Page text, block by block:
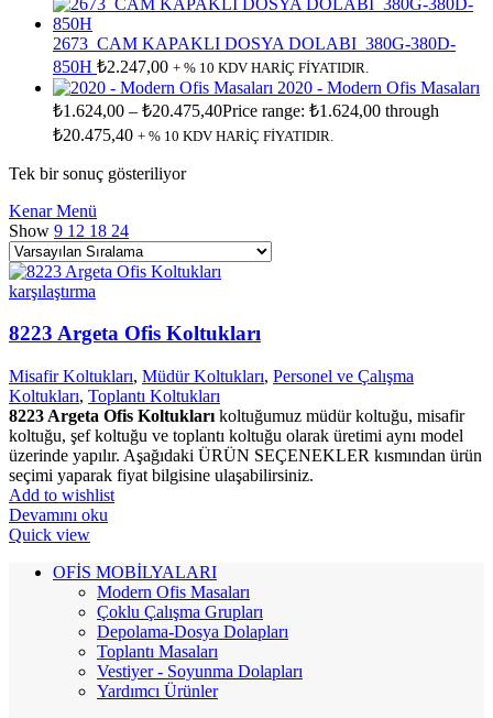
2673_CAM KAPAKLI DOSYA DOLABI_380G-380D-
850H ₺2.247,00 + % 10 KDV HARİÇ FİYATIDIR.
2020 - Modern Ofis Masaları
₺1.624,00 – ₺20.475,40Price range: ₺1.624,00 through
₺20.475,40 + % 10 KDV HARİÇ FİYATIDIR.
Tek bir sonuç gösteriliyor
Kenar Menü
Show 9 12 18 24
karşılaştırma
8223 Argeta Ofis Koltukları
Misafir Koltukları, Müdür Koltukları, Personel ve Çalışma
Koltukları, Toplantı Koltukları
8223 Argeta Ofis Koltukları koltuğumuz müdür koltuğu, misafir
koltuğu, şef koltuğu ve toplantı koltuğu olarak üretimi aynı model
üzerinde yapılır. Aşağıdaki ÜRÜN SEÇENEKLER kısmından ürün
seçimi yaparak fiyat bilgisine ulaşabilirsiniz.
Add to wishlist
Devamını oku
Quick view
OFİS MOBİLYALARI
Modern Ofis Masaları
Çoklu Çalışma Grupları
Depolama-Dosya Dolapları
Toplantı Masaları
Vestiyer - Soyunma Dolapları
Yardımcı Ürünler